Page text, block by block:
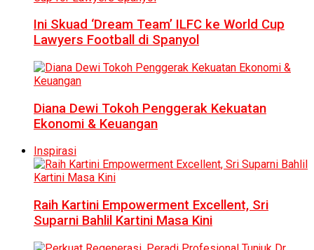
Ini Skuad ‘Dream Team’ ILFC ke World Cup
Lawyers Football di Spanyol
Diana Dewi Tokoh Penggerak Kekuatan
Ekonomi & Keuangan
Inspirasi
Raih Kartini Empowerment Excellent, Sri
Suparni Bahlil Kartini Masa Kini